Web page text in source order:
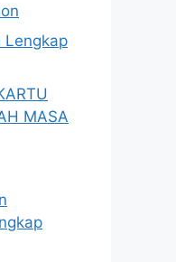
Lengkap
MASA